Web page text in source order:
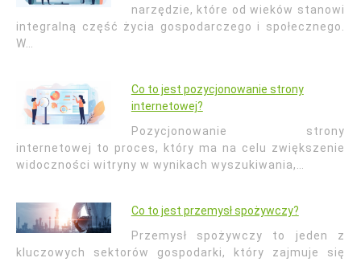
narzędzie, które od wieków stanowi
integralną część życia gospodarczego i społecznego.
W…
Co to jest pozycjonowanie strony
internetowej?
Pozycjonowanie strony
internetowej to proces, który ma na celu zwiększenie
widoczności witryny w wynikach wyszukiwania,…
Co to jest przemysł spożywczy?
Przemysł spożywczy to jeden z
kluczowych sektorów gospodarki, który zajmuje się